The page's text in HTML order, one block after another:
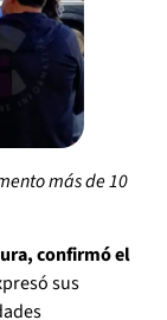
más de 10
confirmó el
sus